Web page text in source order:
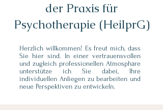
der Praxis für
Psychotherapie (HeilprG)
Herzlich willkommen! Es freut mich, dass
Sie hier sind. In einer vertrauensvollen
und zugleich professionellen Atmosphäre
unterstütze ich Sie dabei, Ihre
individuellen Anliegen zu bearbeiten und
neue Perspektiven zu entwickeln.